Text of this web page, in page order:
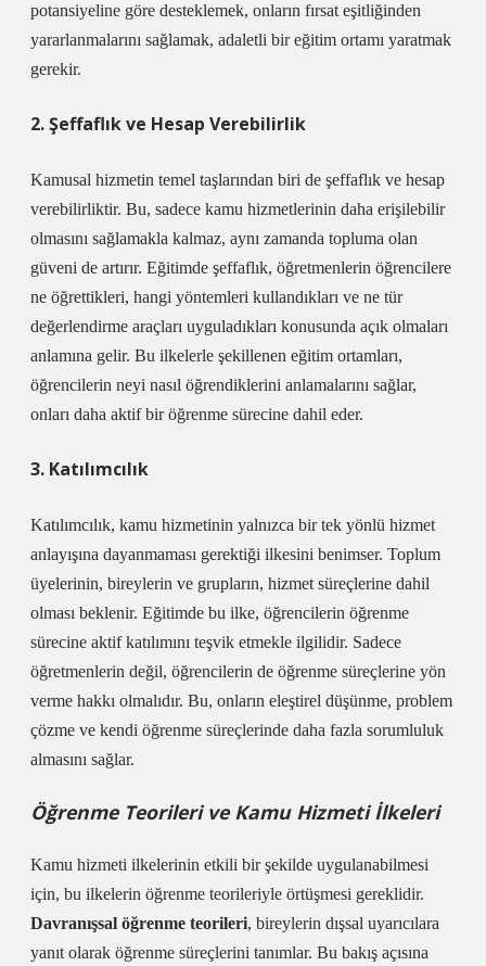
potansiyeline göre desteklemek, onların fırsat eşitliğinden
yararlanmalarını sağlamak, adaletli bir eğitim ortamı yaratmak
gerekir.
2. Şeffaflık ve Hesap Verebilirlik
Kamusal hizmetin temel taşlarından biri de şeffaflık ve hesap
verebilirliktir. Bu, sadece kamu hizmetlerinin daha erişilebilir
olmasını sağlamakla kalmaz, aynı zamanda topluma olan
güveni de artırır. Eğitimde şeffaflık, öğretmenlerin öğrencilere
ne öğrettikleri, hangi yöntemleri kullandıkları ve ne tür
değerlendirme araçları uyguladıkları konusunda açık olmaları
anlamına gelir. Bu ilkelerle şekillenen eğitim ortamları,
öğrencilerin neyi nasıl öğrendiklerini anlamalarını sağlar,
onları daha aktif bir öğrenme sürecine dahil eder.
3. Katılımcılık
Katılımcılık, kamu hizmetinin yalnızca bir tek yönlü hizmet
anlayışına dayanmaması gerektiği ilkesini benimser. Toplum
üyelerinin, bireylerin ve grupların, hizmet süreçlerine dahil
olması beklenir. Eğitimde bu ilke, öğrencilerin öğrenme
sürecine aktif katılımını teşvik etmekle ilgilidir. Sadece
öğretmenlerin değil, öğrencilerin de öğrenme süreçlerine yön
verme hakkı olmalıdır. Bu, onların eleştirel düşünme, problem
çözme ve kendi öğrenme süreçlerinde daha fazla sorumluluk
almasını sağlar.
Öğrenme Teorileri ve Kamu Hizmeti İlkeleri
Kamu hizmeti ilkelerinin etkili bir şekilde uygulanabilmesi
için, bu ilkelerin öğrenme teorileriyle örtüşmesi gereklidir.
Davranışsal öğrenme teorileri, bireylerin dışsal uyarıcılara
yanıt olarak öğrenme süreçlerini tanımlar. Bu bakış açısına